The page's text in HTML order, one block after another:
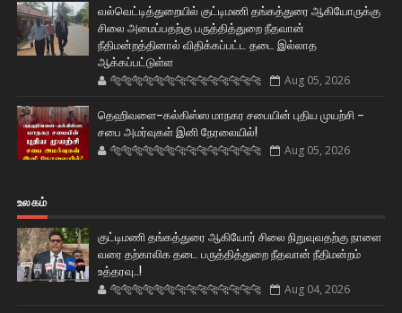
வல்வெட்டித்துறையில் குட்டிமணி தங்கத்துரை ஆகியோருக்கு
சிலை அமைப்பதற்கு பருத்தித்துறை நீதவான்
நீதிமன்றத்தினால் விதிக்கப்பட்ட தடை இல்லாத
ஆக்கப்பட்டுள்ள
🐅🐅🐅🐅🐅🐅🐆🐆🐆🐆🐆🐆🐆🐆 Aug 05, 2026
தெஹிவளை–கல்கிஸ்ஸ மாநகர சபையின் புதிய முயற்சி –
சபை அமர்வுகள் இனி நேரலையில்!
🐅🐅🐅🐅🐅🐅🐆🐆🐆🐆🐆🐆🐆🐆 Aug 05, 2026
உலகம்
குட்டிமணி தங்கத்துரை ஆகியோர் சிலை நிறுவுவதற்கு நாளை
வரை தற்காலிக தடை பருத்தித்துறை நீதவான் நீதிமன்றம்
உத்தரவு..!
🐅🐅🐅🐅🐅🐅🐆🐆🐆🐆🐆🐆🐆🐆 Aug 04, 2026